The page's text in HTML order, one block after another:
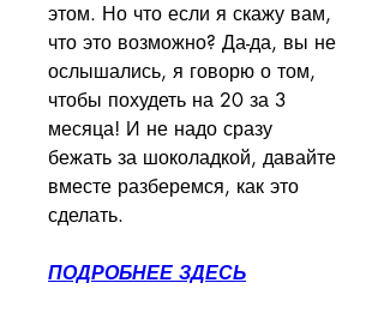
этом. Но что если я скажу вам,
что это возможно? Да-да, вы не
ослышались, я говорю о том,
чтобы похудеть на 20 за 3
месяца! И не надо сразу
бежать за шоколадкой, давайте
вместе разберемся, как это
сделать.
ПОДРОБНЕЕ ЗДЕСЬ